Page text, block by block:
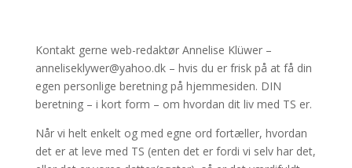
Kontakt gerne web-redaktør Annelise Klüwer –
anneliseklywer@yahoo.dk – hvis du er frisk på at få din
egen personlige beretning på hjemmesiden. DIN
beretning – i kort form – om hvordan dit liv med TS er.
Når vi helt enkelt og med egne ord fortæller, hvordan
det er at leve med TS (enten det er fordi vi selv har det,